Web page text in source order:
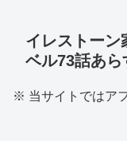
イレストーン
ベル73話あ
※ 当サイトではア